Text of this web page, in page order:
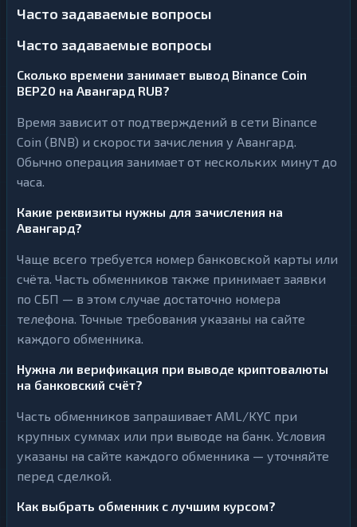
Часто задаваемые вопросы
Часто задаваемые вопросы
Сколько времени занимает вывод Binance Coin
BEP20 на Авангард RUB?
Время зависит от подтверждений в сети Binance
Coin (BNB) и скорости зачисления у Авангард.
Обычно операция занимает от нескольких минут до
часа.
Какие реквизиты нужны для зачисления на
Авангард?
Чаще всего требуется номер банковской карты или
счёта. Часть обменников также принимает заявки
по СБП — в этом случае достаточно номера
телефона. Точные требования указаны на сайте
каждого обменника.
Нужна ли верификация при выводе криптовалюты
на банковский счёт?
Часть обменников запрашивает AML/KYC при
крупных суммах или при выводе на банк. Условия
указаны на сайте каждого обменника — уточняйте
перед сделкой.
Как выбрать обменник с лучшим курсом?